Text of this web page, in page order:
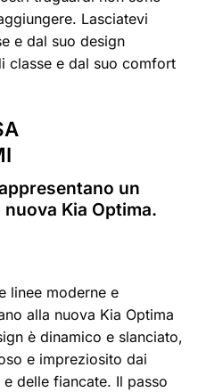
Lasciatevi
e dal suo design
classe e dal suo comfort
un
Kia Optima.
linee moderne e
alla nuova Kia Optima
è dinamico e slanciato,
e impreziosito dai
delle fiancate. Il passo